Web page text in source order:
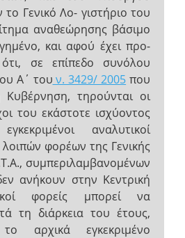
Γενικό Λο- γιστήριο του
αναθεώρησης βάσιμο
και αφού έχει προ-
σε επίπεδο συνόλου
Α΄ του ν. 3429/ 2005 που
Κυβέρνηση, τηρούνται οι
του εκάστοτε ισχύοντος
αναλυτικοί
φορέων της Γενικής
συμπεριλαμβανομένων
ανήκουν στην Κεντρική
φορείς μπορεί να
τη διάρκεια του έτους,
αρχικά εγκεκριμένο